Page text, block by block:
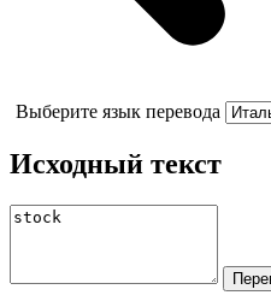
Выберите язык перевода
Исходный текст